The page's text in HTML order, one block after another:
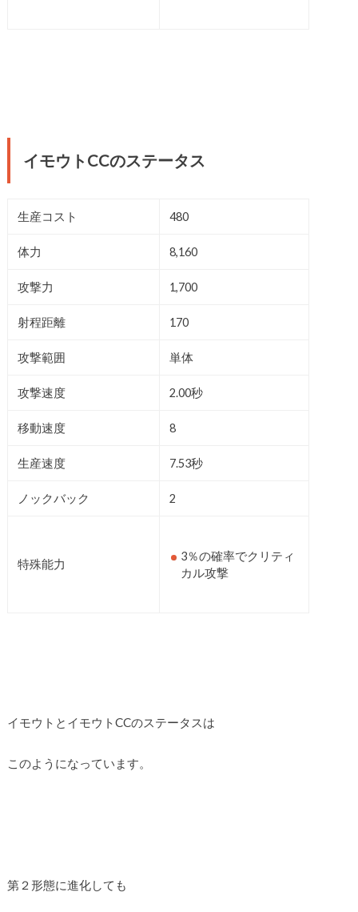
イモウトCCのステータス
生産コスト 480
体力 8,160
攻撃力 1,700
射程距離 170
攻撃範囲 単体
攻撃速度 2.00秒
移動速度 8
生産速度 7.53秒
ノックバック 2
特殊能力
3％の確率でクリティ
カル攻撃
イモウトとイモウトCCのステータスは
このようになっています。
第２形態に進化しても